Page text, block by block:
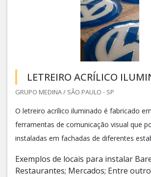
LETREIRO ACRÍLICO
GRUPO MEDINA / SÃO PAULO - SP
O letreiro acrílico iluminado é fabricado
ferramentas de comunicação visual que
instaladas em fachadas de diferentes
Exemplos de locais para instalar
Restaurantes; Mercados; Entre